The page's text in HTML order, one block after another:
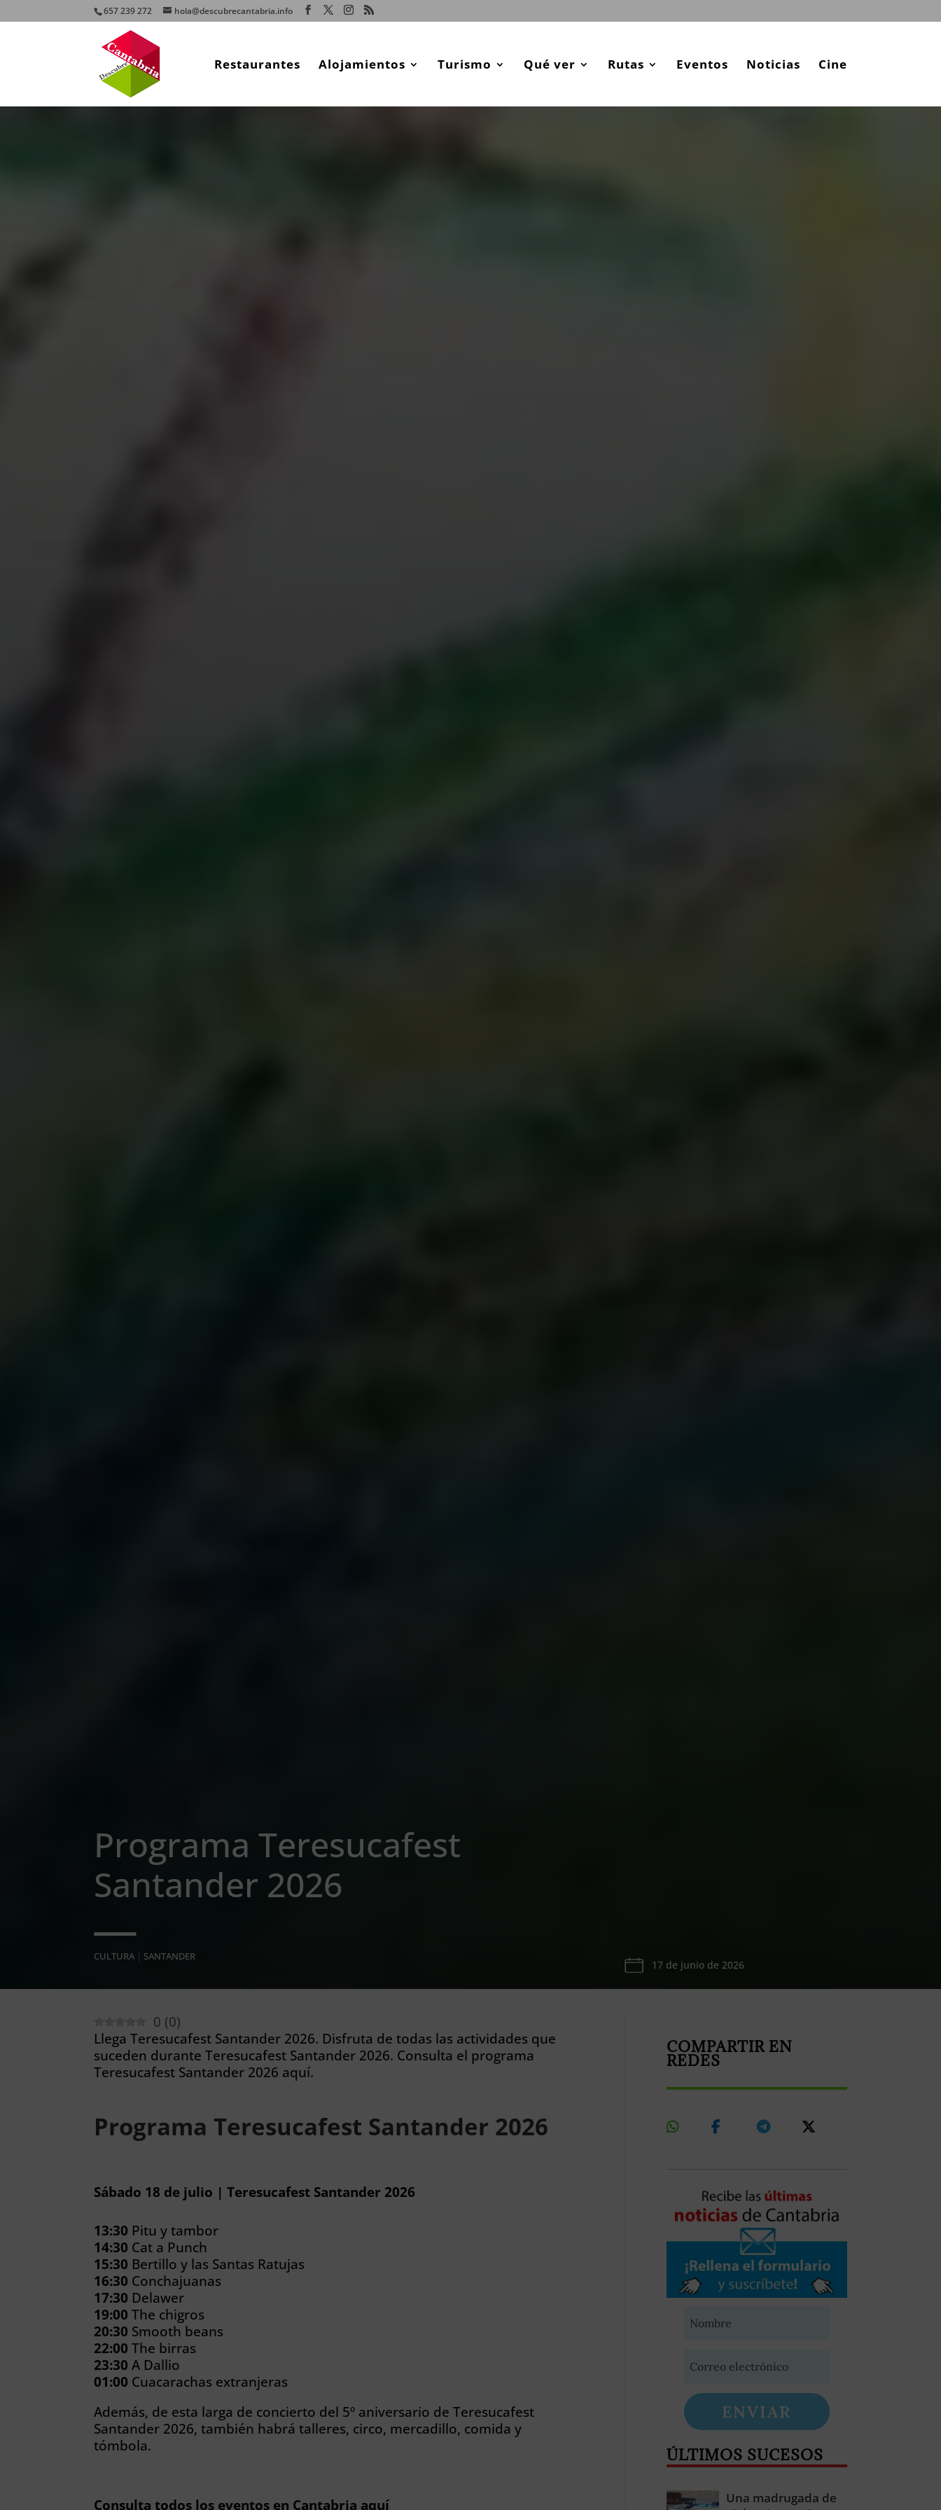
657 239 272 hola@descubrecantabria.info
Restaurantes Alojamientos Turismo Qué ver Rutas Eventos Noticias Cine
Programa Teresucafest
Santander 2026
CULTURA | SANTANDER
17 de junio de 2026
0 (0)
Llega Teresucafest Santander 2026. Disfruta de todas las actividades que
suceden durante Teresucafest Santander 2026. Consulta el programa
Teresucafest Santander 2026 aquí.
Programa Teresucafest Santander 2026
Sábado 18 de julio | Teresucafest Santander 2026
13:30 Pitu y tambor
14:30 Cat a Punch
15:30 Bertillo y las Santas Ratujas
16:30 Conchajuanas
17:30 Delawer
19:00 The chigros
20:30 Smooth beans
22:00 The birras
23:30 A Dallio
01:00 Cuacarachas extranjeras
Además, de esta larga de concierto del 5º aniversario de Teresucafest
Santander 2026, también habrá talleres, circo, mercadillo, comida y
tómbola.
Consulta todos los eventos en Cantabria aquí
COMPARTIR EN
REDES
ENVIAR
ÚLTIMOS SUCESOS
Una madrugada de